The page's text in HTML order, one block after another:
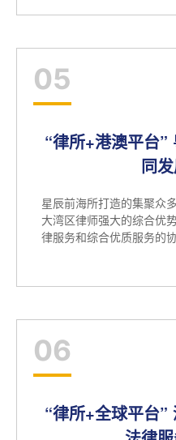
05
“律所+港澳平台
同
星辰前海所打造的集聚众
大湾区律师强大的综合优
律服务和综合优质服务的
06
“律所+全球平台